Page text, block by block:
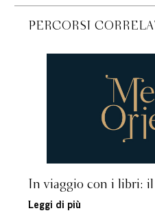
PERCORSI
In viaggio con i libri:
Leggi di più